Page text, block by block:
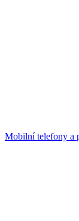
Mobilní telefony a